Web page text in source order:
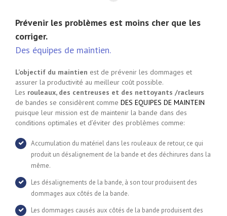
Prévenir les problèmes est moins cher que les
corriger.
Des équipes de maintien.
L’objectif du maintien est de prévenir les dommages et
assurer la productivité au meilleur coût possible.
Les rouleaux, des centreuses et des nettoyants /racleurs
de bandes se considèrent comme DES EQUIPES DE MAINTEIN
puisque leur mission est de maintenir la bande dans des
conditions optimales et d’éviter des problèmes comme:
Accumulation du matériel dans les rouleaux de retour, ce qui
produit un désalignement de la bande et des déchirures dans la
même.
Les désalignements de la bande, à son tour produisent des
dommages aux côtés de la bande.
Les dommages causés aux côtés de la bande produisent des